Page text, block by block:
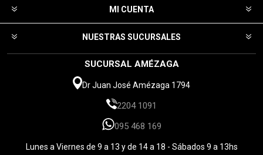
MI CUENTA
NUESTRAS SUCURSALES
SUCURSAL AMÉZAGA
Dr Juan José Amézaga 1794
2204 1091
095 468 169
Lunes a Viernes de 9 a 13 y de 14 a 18 - Sábados 9 a 13hs